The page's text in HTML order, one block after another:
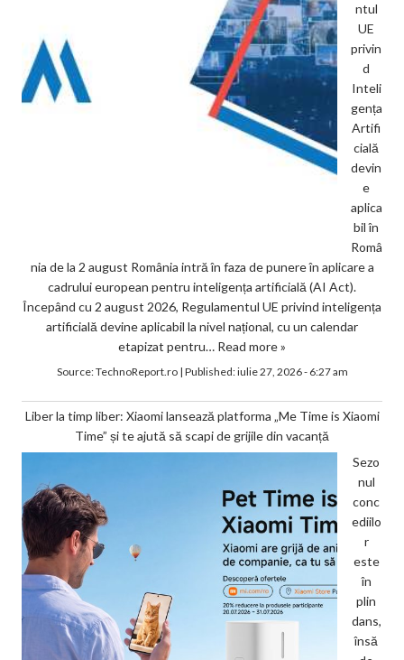
ntul
UE
privin
d
Inteli
gența
Artifi
cială
devin
e
aplica
bil în
Româ
nia de la 2 august România intră în faza de punere în aplicare a
cadrului european pentru inteligența artificială (AI Act).
Începând cu 2 august 2026, Regulamentul UE privind inteligența
artificială devine aplicabil la nivel național, cu un calendar
etapizat pentru… Read more »
Source:TechnoReport.ro| Published:iulie 27, 2026 - 6:27 am
Liber la timp liber: Xiaomi lansează platforma „Me Time is Xiaomi
Time” și te ajută să scapi de grijile din vacanță
Sezo
nul
conc
ediilo
r
este
în
plin
dans,
însă